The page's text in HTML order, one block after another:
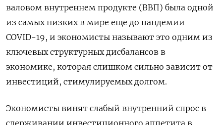
валовом внутреннем продукте (ВВП) была одной
из самых низких в мире еще до пандемии
COVID-19, и экономисты называют это одним из
ключевых структурных дисбалансов в
экономике, которая слишком сильно зависит от
инвестиций, стимулируемых долгом.
Экономисты винят слабый внутренний спрос в
сдерживании инвестиционного аппетита в